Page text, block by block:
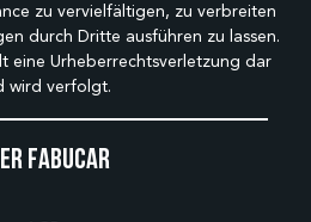
Fabucar
zu vervielfältigen, zu verbreiten
durch Dritte ausführen zu lassen.
eine Urheberrechtsverletzung dar
wird verfolgt.